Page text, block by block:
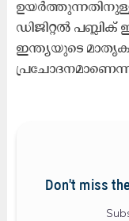
ഡിജിറ്റൽ
ഇന്ത്യയുടെ മാതൃക
Don't miss